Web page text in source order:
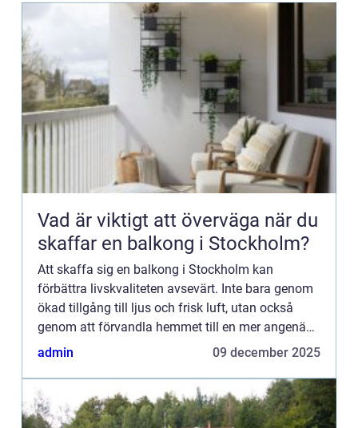
Vad är viktigt att överväga när du
skaffar en balkong i Stockholm?
Att skaffa sig en balkong i Stockholm kan
förbättra livskvaliteten avsevärt. Inte bara genom
ökad tillgång till ljus och frisk luft, utan också
genom att förvandla hemmet till en mer angenäm
och värdeful...
admin 09 december 2025